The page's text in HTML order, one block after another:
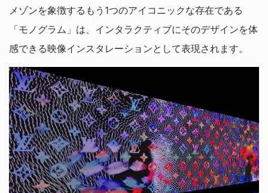
メゾンを象徴するもう1つのアイコニックな存在である
「モノグラム」は、インタラクティブにそのデザインを体
感できる映像インスタレーションとして表現されます。